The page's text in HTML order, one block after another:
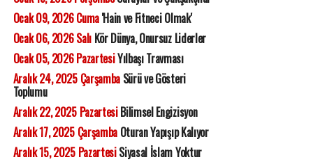
Ocak 09, 2026 Cuma'Hain ve Fitneci Olmak'
Ocak 06, 2026 SalıKör Dünya, Onursuz Liderler
Ocak 05, 2026 PazartesiYılbaşı Travması
Aralık 24, 2025 ÇarşambaSürü ve Gösteri
Toplumu
Aralık 22, 2025 PazartesiBilimsel Engizisyon
Aralık 17, 2025 ÇarşambaOturan Yapışıp Kalıyor
Aralık 15, 2025 PazartesiSiyasal İslam Yoktur